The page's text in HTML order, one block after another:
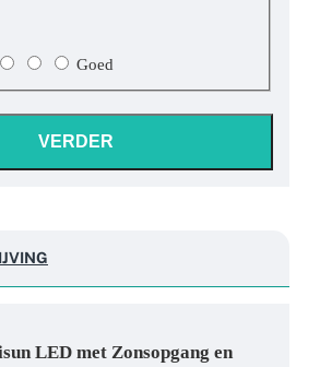
Goed
VERDER
LED met Zonsopgang en